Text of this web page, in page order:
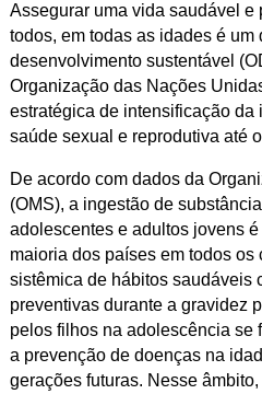
Assegurar uma vida saudável e
todos, em todas as idades é um
desenvolvimento sustentável
Organização das Nações
estratégica de intensificação da
saúde sexual e reprodutiva até
De acordo com dados da
(OMS), a ingestão de
adolescentes e adultos jovens
maioria dos países em todos os
sistêmica de hábitos saudáveis
preventivas durante a gravidez
pelos filhos na adolescência se
a prevenção de doenças na
gerações futuras. Nesse